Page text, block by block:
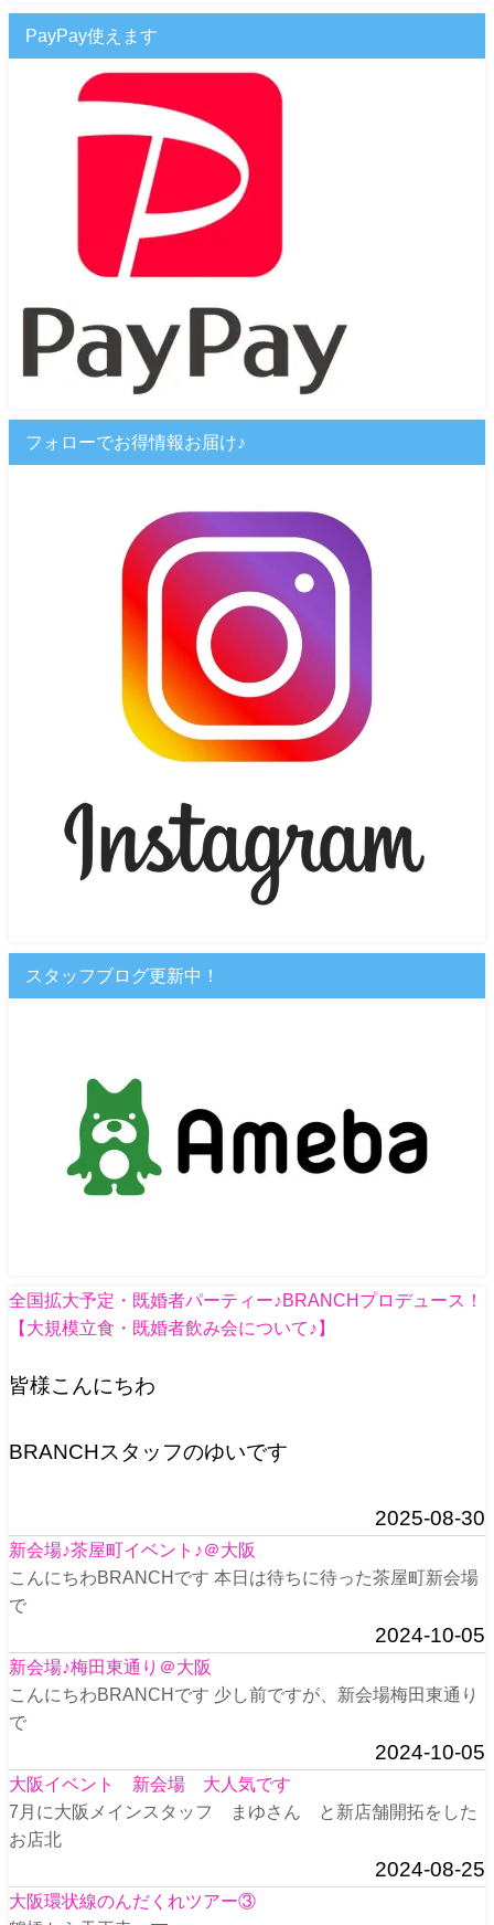
PayPay使えます
フォローでお得情報お届け♪
スタッフブログ更新中！
全国拡大予定・既婚者パーティー♪BRANCHプロデュース！
【大規模立食・既婚者飲み会について♪】
皆様こんにちわ
BRANCHスタッフのゆいです
2025-08-30
新会場♪茶屋町イベント♪＠大阪
こんにちわBRANCHです 本日は待ちに待った茶屋町新会場
で
2024-10-05
新会場♪梅田東通り＠大阪
こんにちわBRANCHです 少し前ですが、新会場梅田東通り
で
2024-10-05
大阪イベント 新会場 大人気です
7月に大阪メインスタッフ まゆさん と新店舗開拓をした
お店北
2024-08-25
大阪環状線のんだくれツアー③